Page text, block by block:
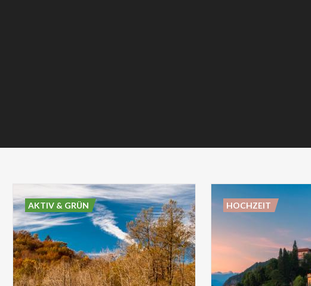
AKTIV & GRÜN HOCHZEIT